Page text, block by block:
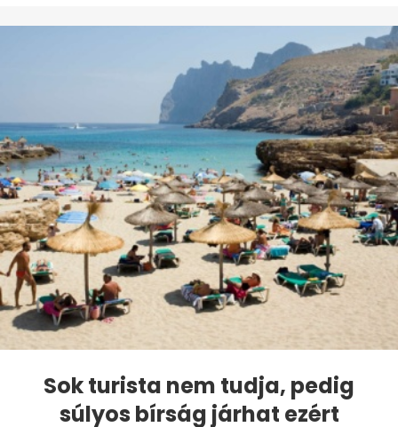
Sok turista nem tudja, pedig
súlyos bírság járhat ezért